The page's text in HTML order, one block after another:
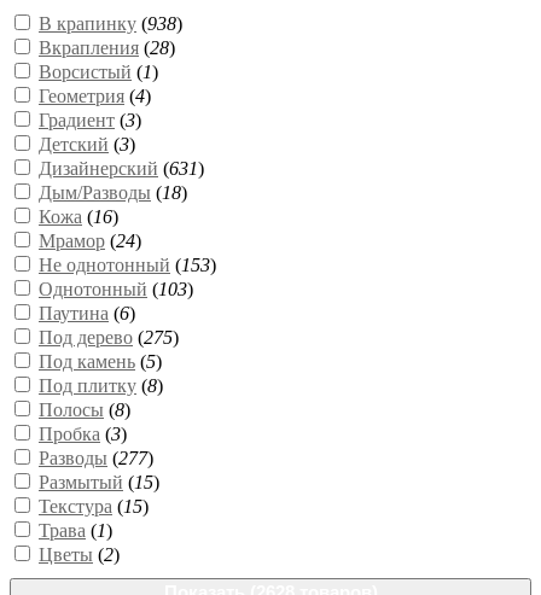
В крапинку (938)
Вкрапления (28)
Ворсистый (1)
Геометрия (4)
Градиент (3)
Детский (3)
Дизайнерский (631)
Дым/Разводы (18)
Кожа (16)
Мрамор (24)
Не однотонный (153)
Однотонный (103)
Паутина (6)
Под дерево (275)
Под камень (5)
Под плитку (8)
Полосы (8)
Пробка (3)
Разводы (277)
Размытый (15)
Текстура (15)
Трава (1)
Цветы (2)